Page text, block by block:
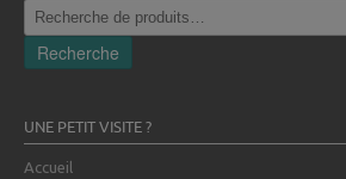
Recherche
pour :
Recherche
UNE PETIT VISITE ?
Accueil